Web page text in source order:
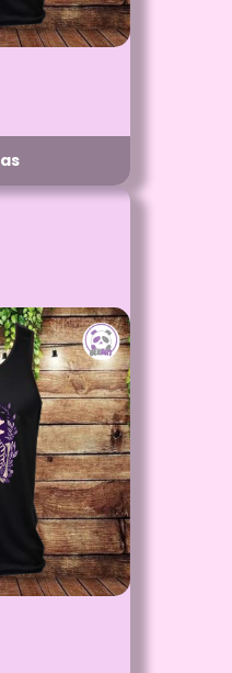
Disponibles
con DTF
Disponibles